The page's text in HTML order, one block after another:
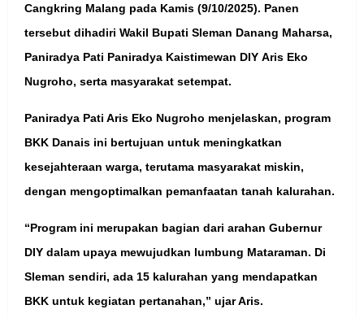
Cangkring Malang pada Kamis (9/10/2025). Panen
tersebut dihadiri Wakil Bupati Sleman Danang Maharsa,
Paniradya Pati Paniradya Kaistimewan DIY Aris Eko
Nugroho, serta masyarakat setempat.
Paniradya Pati Aris Eko Nugroho menjelaskan, program
BKK Danais ini bertujuan untuk meningkatkan
kesejahteraan warga, terutama masyarakat miskin,
dengan mengoptimalkan pemanfaatan tanah kalurahan.
“Program ini merupakan bagian dari arahan Gubernur
DIY dalam upaya mewujudkan lumbung Mataraman. Di
Sleman sendiri, ada 15 kalurahan yang mendapatkan
BKK untuk kegiatan pertanahan,” ujar Aris.